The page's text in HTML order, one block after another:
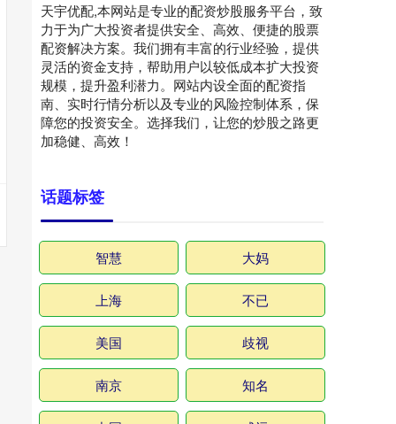
天宇优配,本网站是专业的配资炒股服务平台，致
力于为广大投资者提供安全、高效、便捷的股票
配资解决方案。我们拥有丰富的行业经验，提供
灵活的资金支持，帮助用户以较低成本扩大投资
规模，提升盈利潜力。网站内设全面的配资指
南、实时行情分析以及专业的风险控制体系，保
障您的投资安全。选择我们，让您的炒股之路更
加稳健、高效！
话题标签
智慧 大妈
上海 不已
美国 歧视
南京 知名